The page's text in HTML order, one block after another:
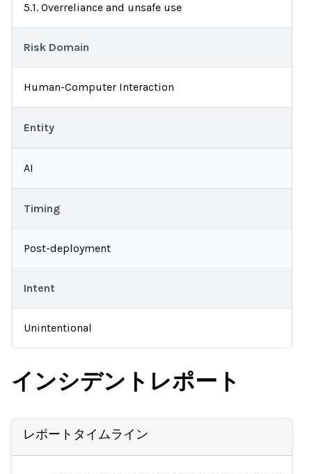
5.1. Overreliance and unsafe use
Risk Domain
Human-Computer Interaction
Entity
AI
Timing
Post-deployment
Intent
Unintentional
インシデントレポート
レポートタイムライン